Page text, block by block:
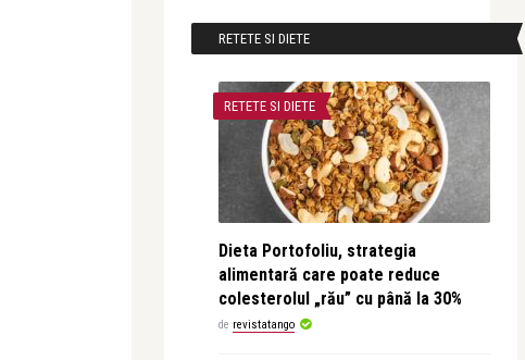
RETETE SI DIETE
RETETE SI DIETE
Dieta Portofoliu, strategia
alimentară care poate reduce
colesterolul „rău” cu până la 30%
de revistatango